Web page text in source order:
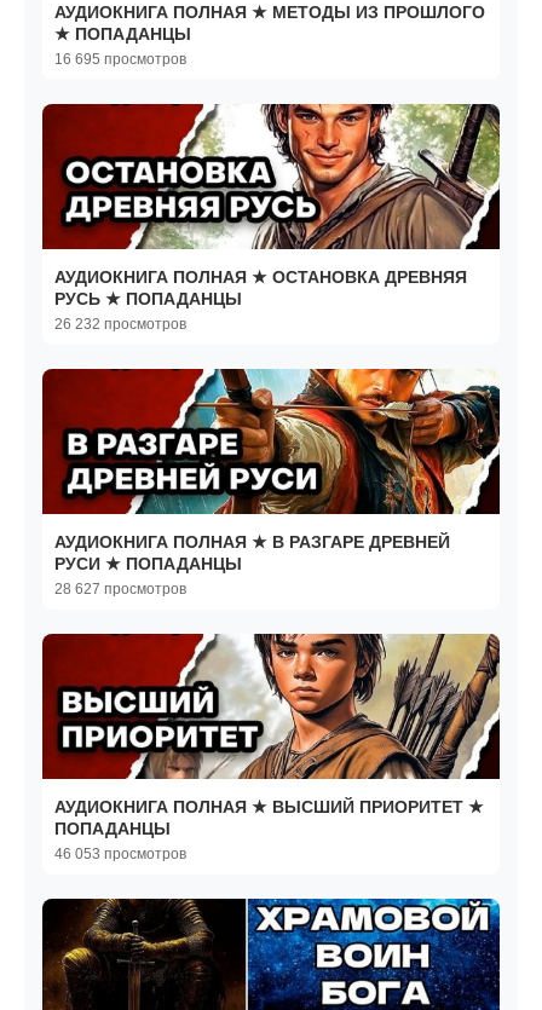
АУДИОКНИГА ПОЛНАЯ ★ МЕТОДЫ ИЗ ПРОШЛОГО
★ ПОПАДАНЦЫ
16 695 просмотров
АУДИОКНИГА ПОЛНАЯ ★ ОСТАНОВКА ДРЕВНЯЯ
РУСЬ ★ ПОПАДАНЦЫ
26 232 просмотров
АУДИОКНИГА ПОЛНАЯ ★ В РАЗГАРЕ ДРЕВНЕЙ
РУСИ ★ ПОПАДАНЦЫ
28 627 просмотров
АУДИОКНИГА ПОЛНАЯ ★ ВЫСШИЙ ПРИОРИТЕТ ★
ПОПАДАНЦЫ
46 053 просмотров